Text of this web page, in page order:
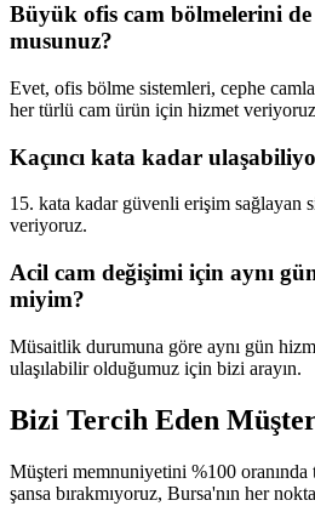
Büyük ofis cam bölmelerini
musunuz?
Evet, ofis bölme sistemleri, cephe
her türlü cam ürün için hizmet
Kaçıncı kata kadar
15. kata kadar güvenli erişim sağlayan
veriyoruz.
Acil cam değişimi için aynı
miyim?
Müsaitlik durumuna göre aynı gün
ulaşılabilir olduğumuz için bizi arayın.
Bizi Tercih Eden
Müşteri memnuniyetini %100
şansa bırakmıyoruz, Bursa'nın her